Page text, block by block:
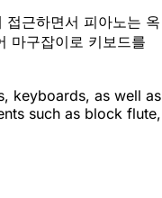
접근하면서 피아노는 옥
마구잡이로 키보드를
keyboards, as well as
such as block flute,